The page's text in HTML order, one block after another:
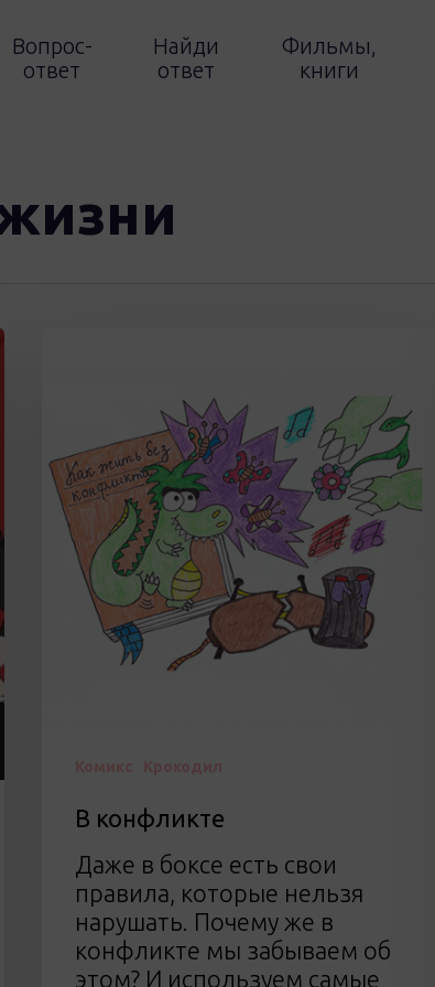
Вопрос-
ответ
Найди
ответ
Фильмы,
книги
В конфликте
Даже в боксе есть свои
правила, которые нельзя
нарушать. Почему же в
конфликте мы забываем об
этом? И используем самые